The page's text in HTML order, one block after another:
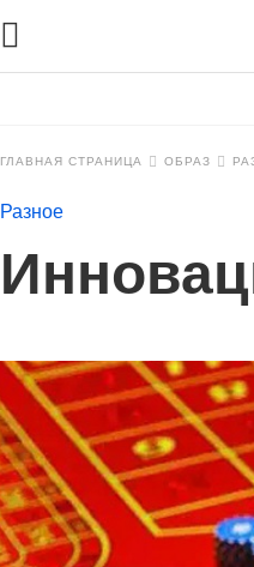
ГЛАВНАЯ СТРАНИЦА ОБРАЗ
Разное